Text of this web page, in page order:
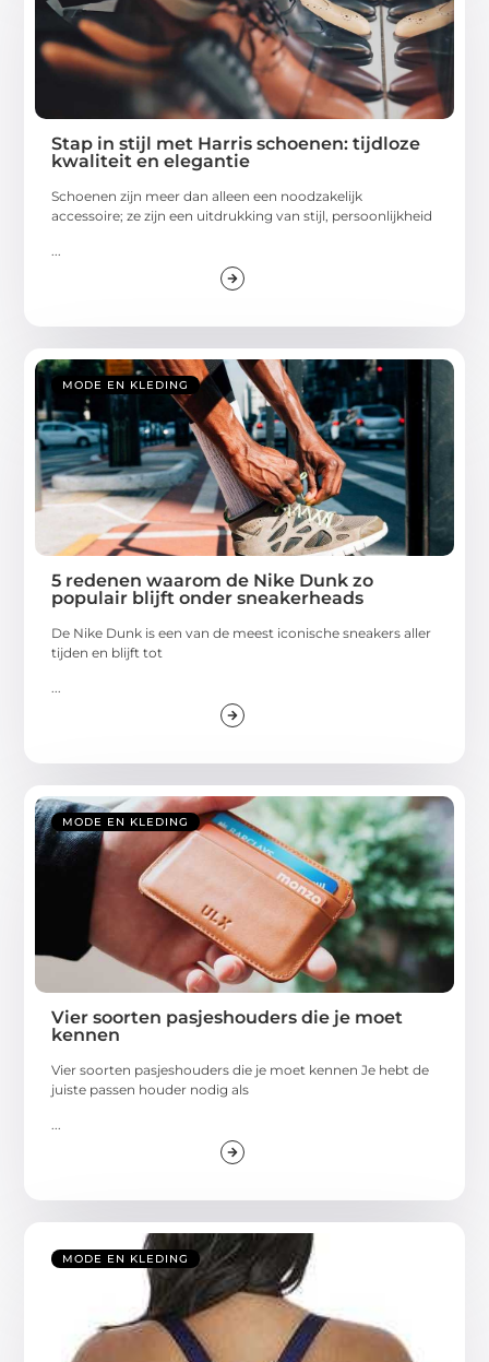
Stap in stijl met Harris schoenen: tijdloze
kwaliteit en elegantie
Schoenen zijn meer dan alleen een noodzakelijk
accessoire; ze zijn een uitdrukking van stijl, persoonlijkheid
...
MODE EN KLEDING
5 redenen waarom de Nike Dunk zo
populair blijft onder sneakerheads
De Nike Dunk is een van de meest iconische sneakers aller
tijden en blijft tot
...
MODE EN KLEDING
Vier soorten pasjeshouders die je moet
kennen
Vier soorten pasjeshouders die je moet kennen Je hebt de
juiste passen houder nodig als
...
MODE EN KLEDING